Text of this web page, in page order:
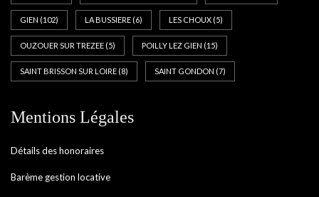
GIEN (102) LA BUSSIERE (6) LES CHOUX (5)
OUZOUER SUR TREZEE (5) POILLY LEZ GIEN (15)
SAINT BRISSON SUR LOIRE (8) SAINT GONDON (7)
Mentions Légales
Détails des honoraires
Barème gestion locative